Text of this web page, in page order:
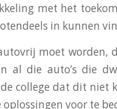
met het
in kunnen
moet worden,
al die auto’s die
college dat dit niet
voor te